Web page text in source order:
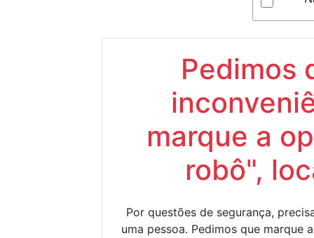
Pedimos
marque a
robô",
Por questões de segurança,
uma pessoa. Pedimos que marque